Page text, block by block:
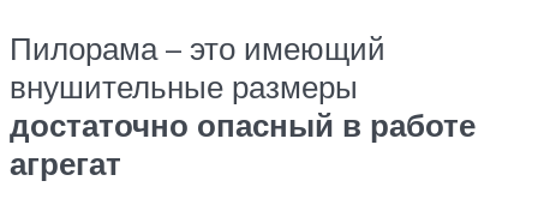
Пилорама – это имеющий
внушительные размеры
достаточно опасный в работе
агрегат